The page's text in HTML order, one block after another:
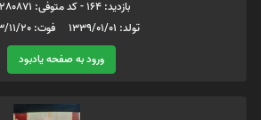
بازدید: 164 - کد متوفی: 6280871
تولد: 1339/01/01 فوت: 1403/11/20
ورود به صفحه یادبود